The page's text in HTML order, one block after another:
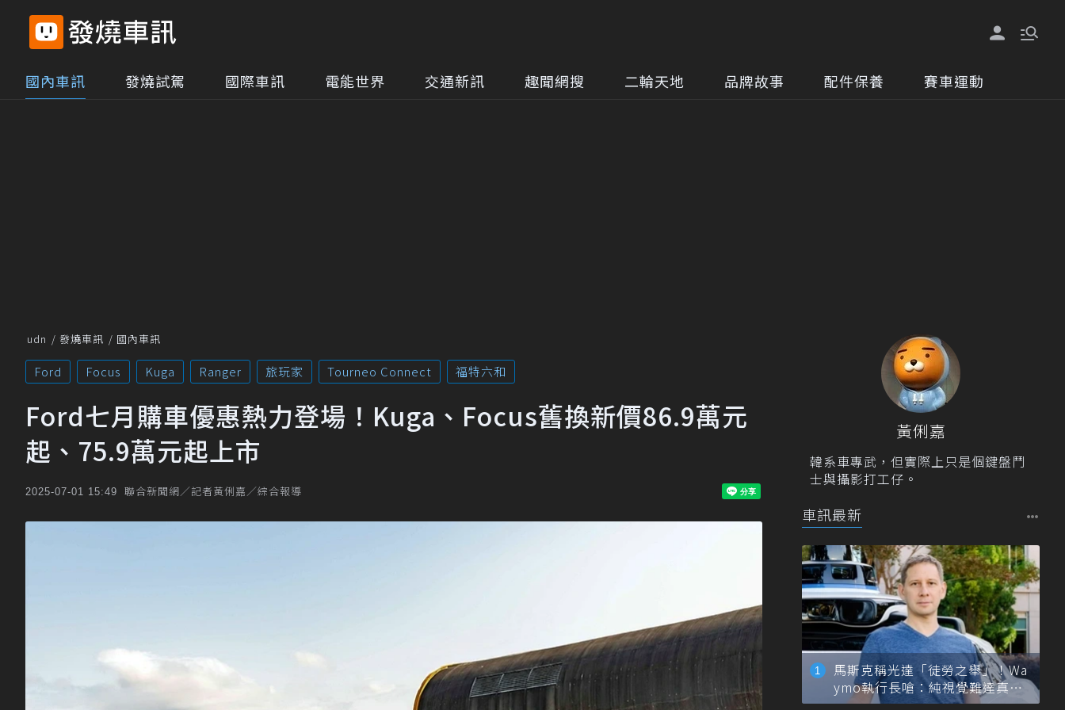
國內車訊 發燒試駕 國際車訊 電能世界 交通新訊 趣聞網搜 二輪天地 品牌故事 配件保養 賽車運動
udn 發燒車訊 國內車訊
Ford Focus Kuga Ranger 旅玩家 Tourneo Connect 福特六和
Ford七月購車優惠熱力登場！Kuga、Focus舊換新價86.9萬元
起、75.9萬元起上市
2025-07-01 15:49 聯合新聞網／記者黃俐嘉／綜合報導
黃俐嘉
韓系車專武，但實際上只是個鍵盤鬥
士與攝影打工仔。
車訊最新
馬斯克稱光達「徒勞之舉」！Wa
ymo執行長嗆：純視覺難達真正
自動駕駛